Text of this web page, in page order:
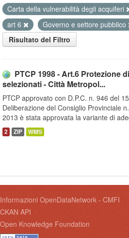
Carta della vulnerabilità degli acquiferi
art 6
Governo e settore pubblico
Risultato del Filtro
PTCP 1998 - Art.6 Protezione
selezionati - Città Metropol...
PTCP approvato con D.P.C. n. 946 del
Deliberazione del Consiglio Provinciale
2013 è stata approvata la variante di
2 ZIP WMS
Informazioni OpenDataNetwork - CMFI
CKAN API
Open Knowledge Foundation